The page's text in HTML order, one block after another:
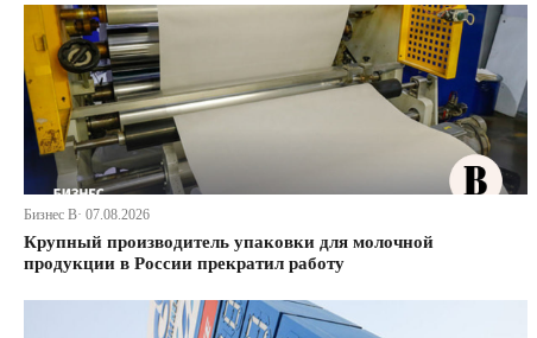
Бизнес В· 07.08.2026
Крупный производитель упаковки для молочной
продукции в России прекратил работу